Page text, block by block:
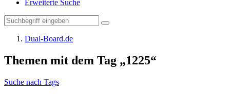
Erweiterte Suche
Dual-Board.de
Themen mit dem Tag „1225“
Suche nach Tags